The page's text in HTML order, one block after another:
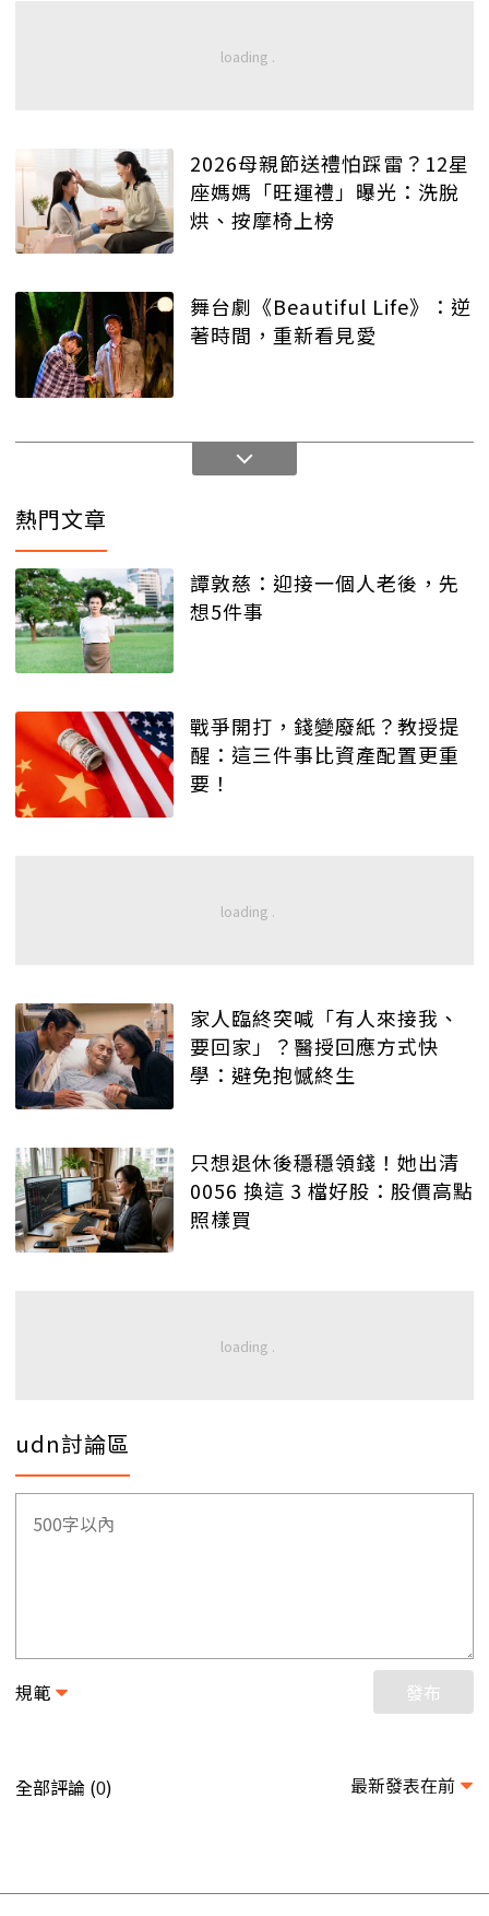
2026母親節送禮怕踩雷？12星
座媽媽「旺運禮」曝光：洗脫
烘、按摩椅上榜
舞台劇《Beautiful Life》：逆
著時間，重新看見愛
熱門文章
譚敦慈：迎接一個人老後，先
想5件事
戰爭開打，錢變廢紙？教授提
醒：這三件事比資產配置更重
要！
家人臨終突喊「有人來接我、
要回家」？醫授回應方式快
學：避免抱憾終生
只想退休後穩穩領錢！她出清
0056 換這 3 檔好股：股價高點
照樣買
udn討論區
規範 發布
全部評論 (0) 最新發表在前